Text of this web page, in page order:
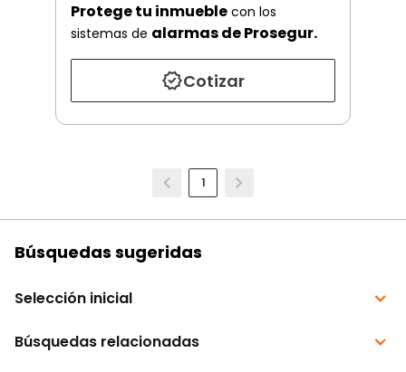
Protege tu inmueble con los
sistemas de alarmas de Prosegur.
Cotizar
1